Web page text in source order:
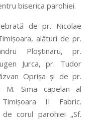
biserica parohiei.
de pr. Nicolae
alături de pr.
Ploștinaru, pr.
Jurca, pr. Tudor
Oprișa şi de pr.
M. Sima capelan al
II Fabric.
corul parohiei „Sf.